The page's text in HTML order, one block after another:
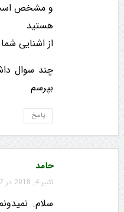
و مشخص
هستید
از اشنایی
چند سوال
بپرسم
پاسخ
حامد
اکتبر 4, 2018 در 2:27 ب.ظ
سلام.